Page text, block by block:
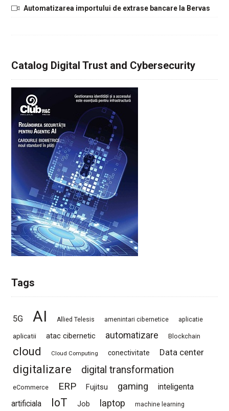
Automatizarea importului de extrase bancare la Bervas
Catalog Digital Trust and Cybersecurity
Tags
5G AI Allied Telesis amenintari cibernetice aplicatie
aplicatii atac cibernetic automatizare Blockchain
cloud Cloud Computing conectivitate Data center
digitalizare digital transformation
eCommerce ERP Fujitsu gaming
inteligenta
artificiala
IoT Job laptop machine learning